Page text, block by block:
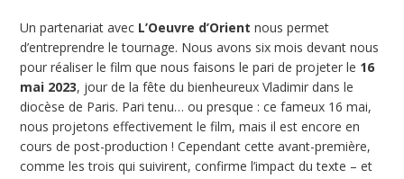
Un partenariat avec L’Oeuvre d’Orient nous permet
d’entreprendre le tournage. Nous avons six mois devant nous
pour réaliser le film que nous faisons le pari de projeter le 16
mai 2023, jour de la fête du bienheureux Vladimir dans le
diocèse de Paris. Pari tenu… ou presque : ce fameux 16 mai,
nous projetons effectivement le film, mais il est encore en
cours de post-production ! Cependant cette avant-première,
comme les trois qui suivirent, confirme l’impact du texte – et